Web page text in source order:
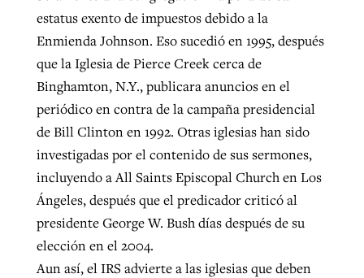
estatus exento de impuestos debido a la
Enmienda Johnson. Eso sucedió en 1995, después
que la Iglesia de Pierce Creek cerca de
Binghamton, N.Y., publicara anuncios en el
periódico en contra de la campaña presidencial
de Bill Clinton en 1992. Otras iglesias han sido
investigadas por el contenido de sus sermones,
incluyendo a All Saints Episcopal Church en Los
Ángeles, después que el predicador criticó al
presidente George W. Bush días después de su
elección en el 2004.
Aun así, el IRS advierte a las iglesias que deben